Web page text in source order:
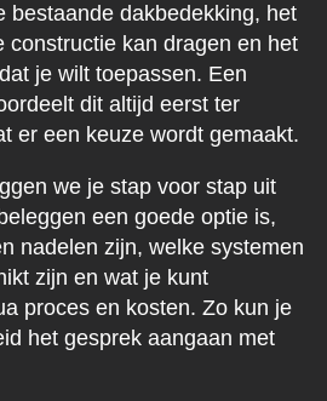
bestaande dakbedekking, het
constructie kan dragen en het
je wilt toepassen. Een
dit altijd eerst ter
er een keuze wordt gemaakt.
we je stap voor stap uit
een goede optie is,
nadelen zijn, welke systemen
zijn en wat je kunt
proces en kosten. Zo kun je
het gesprek aangaan met